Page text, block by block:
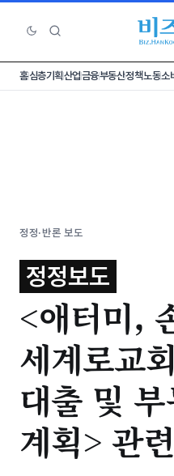
홈심층기획산업금융부동산정책노동소
정정·반론 보도
정정보도
<애터미,
세계로교
대출 및
계획> 관련